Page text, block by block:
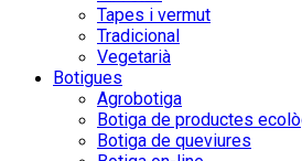
Tapes i vermut
Tradicional
Vegetarià
Botigues
Agrobotiga
Botiga de productes
Botiga de queviures